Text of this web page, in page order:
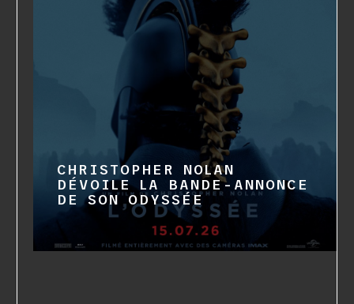
CHRISTOPHER NOLAN
DÉVOILE LA BANDE-ANNONCE
DE SON ODYSSÉE